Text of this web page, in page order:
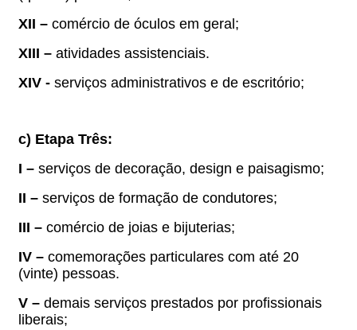
XII – comércio de óculos em geral;
XIII – atividades assistenciais.
XIV - serviços administrativos e de escritório;
c) Etapa Três:
I – serviços de decoração, design e paisagismo;
II – serviços de formação de condutores;
III – comércio de joias e bijuterias;
IV – comemorações particulares com até 20
(vinte) pessoas.
V – demais serviços prestados por profissionais
liberais;